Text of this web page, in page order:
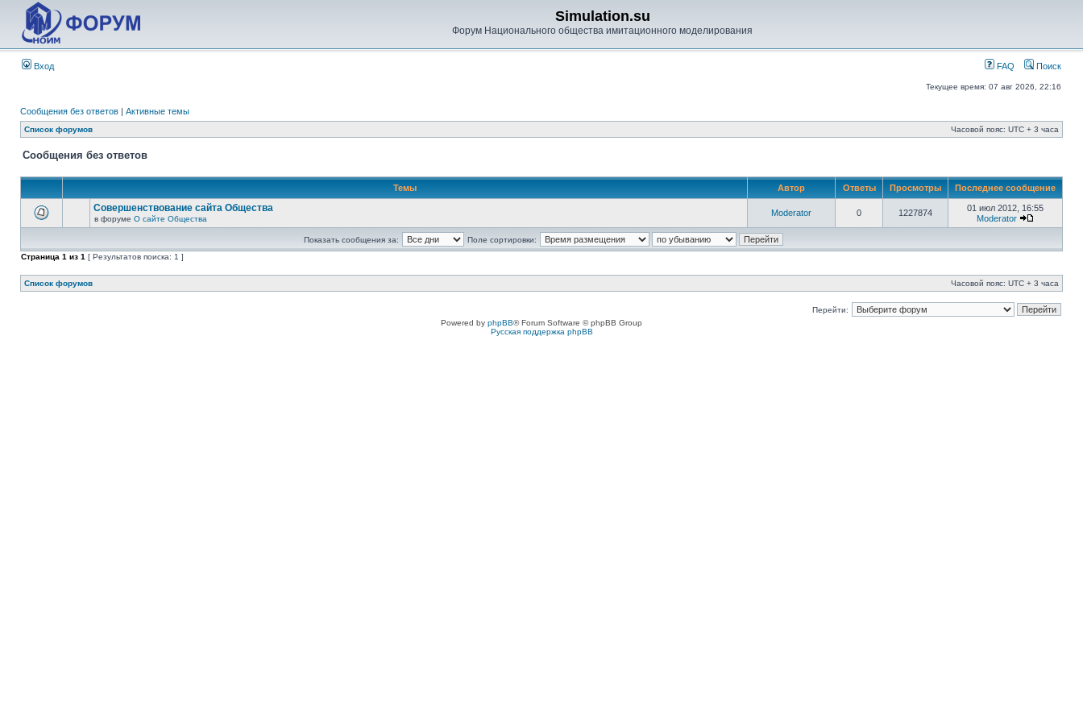
Simulation.su
Форум Национального общества имитационного моделирования
Вход FAQ Поиск
Текущее время: 07 авг 2026, 22:16
Сообщения без ответов | Активные темы
Список форумов Часовой пояс: UTC + 3 часа
Сообщения без ответов
Темы Автор Ответы Просмотры Последнее сообщение
Совершенствование сайта Общества
в форуме О сайте Общества
Moderator 0 1227874
01 июл 2012, 16:55
Moderator
Показать сообщения за:
Поле сортировки:
Страница 1 из 1 [ Результатов поиска: 1 ]
Список форумов Часовой пояс: UTC + 3 часа
Перейти:
Powered by phpBB® Forum Software © phpBB Group
Русская поддержка phpBB